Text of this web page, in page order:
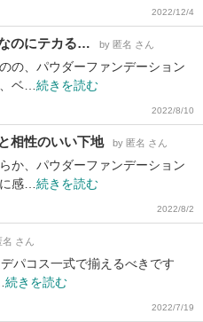
2022/12/4
のにテカる… by 匿名 さん
の、パウダーファンデーション
ベ… 続きを読む
2022/8/10
相性のいい下地 by 匿名 さん
か、パウダーファンデーション
感… 続きを読む
2022/8/2
名 さん
パコス一式で揃えるべきです
続きを読む
2022/7/19